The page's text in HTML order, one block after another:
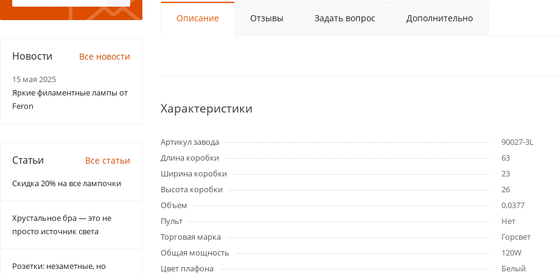
Описание Отзывы Задать вопрос Дополнительно
Характеристики
Артикул завода
90027-3L
Длина коробки
63
Ширина коробки
23
Высота коробки
26
Объем
0,0377
Пульт
Нет
Торговая марка
Горсвет
Общая мощность
120W
Цвет плафона
Белый
Новости Все новости
15 мая 2025
Яркие филаментные лампы от
Feron
Статьи Все статьи
Скидка 20% на все лампочки
Хрустальное бра — это не
просто источник света
Розетки: незаметные, но